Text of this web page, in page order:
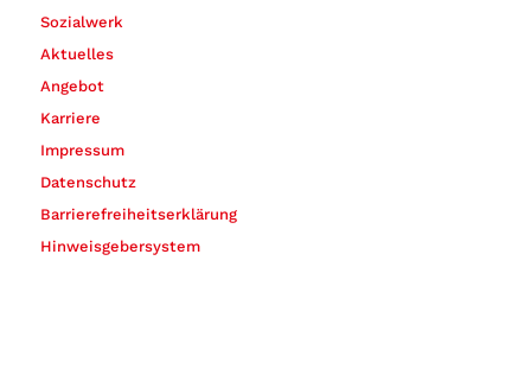
Sozialwerk
Aktuelles
Angebot
Karriere
Impressum
Datenschutz
Barrierefreiheitserklärung
Hinweisgebersystem